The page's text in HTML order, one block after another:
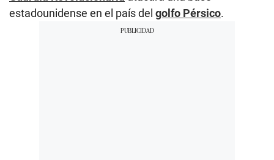
estadounidense en el país del golfo Pérsico.